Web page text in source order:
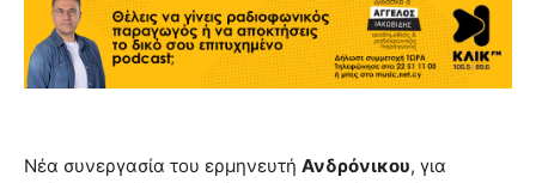
Νέα συνεργασία του ερμηνευτή Ανδρόνικου, για